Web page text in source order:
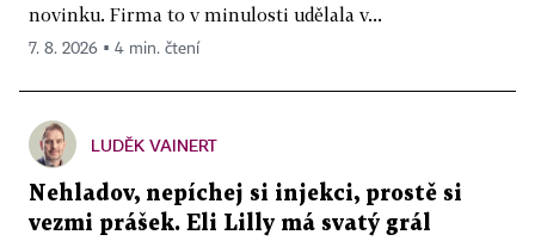
novinku. Firma to v minulosti udělala v...
7. 8. 2026 ▪ 4 min. čtení
LUDĚK VAINERT
Nehladov, nepíchej si injekci, prostě si
vezmi prášek. Eli Lilly má svatý grál